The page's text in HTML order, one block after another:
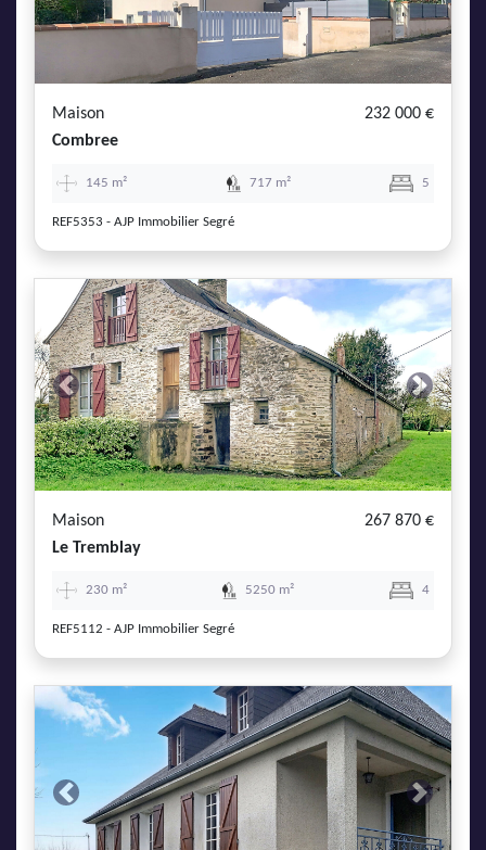
Maison
232 000 €
Combree
145 m² 717 m² 5
REF5353 - AJP Immobilier Segré
Previous Next
Maison
267 870 €
Le Tremblay
230 m² 5250 m² 4
REF5112 - AJP Immobilier Segré
Previous Next